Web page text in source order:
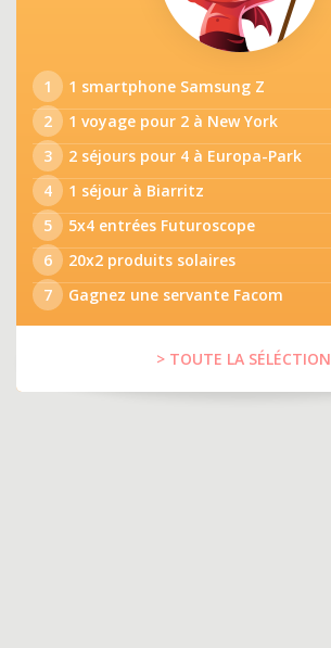
1
1 smartphone Samsung Z
2
1 voyage pour 2 à New York
3
2 séjours pour 4 à Europa-Park
4
1 séjour à Biarritz
5
5x4 entrées Futuroscope
6
20x2 produits solaires
7
Gagnez une servante Facom
> TOUTE LA SÉLÉCTION